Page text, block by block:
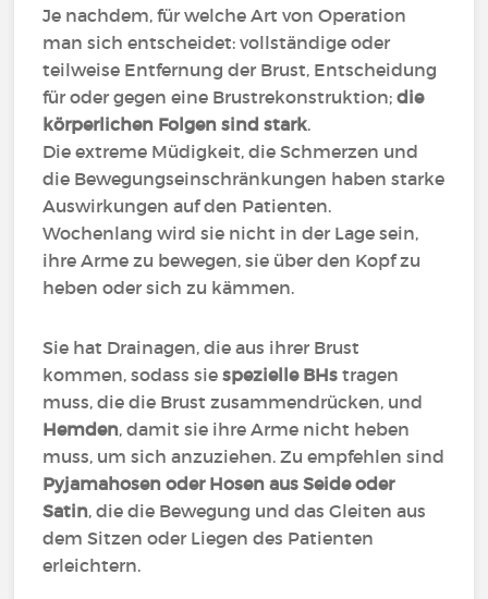
Je nachdem, für welche Art von Operation
man sich entscheidet: vollständige oder
teilweise Entfernung der Brust, Entscheidung
für oder gegen eine Brustrekonstruktion;die
körperlichen Folgen sind stark.
Die extreme Müdigkeit, die Schmerzen und
die Bewegungseinschränkungen haben starke
Auswirkungen auf den Patienten.
Wochenlang wird sie nicht in der Lage sein,
ihre Arme zu bewegen, sie über den Kopf zu
heben oder sich zu kämmen.
Sie hat Drainagen, die aus ihrer Brust
kommen, sodass sie spezielle BHstragen
muss, die die Brust zusammendrücken, und
Hemden, damit sie ihre Arme nicht heben
muss, um sich anzuziehen. Zu empfehlen sind
Pyjamahosen oder Hosen aus Seide oder
Satin, die die Bewegung und das Gleiten aus
dem Sitzen oder Liegen des Patienten
erleichtern.